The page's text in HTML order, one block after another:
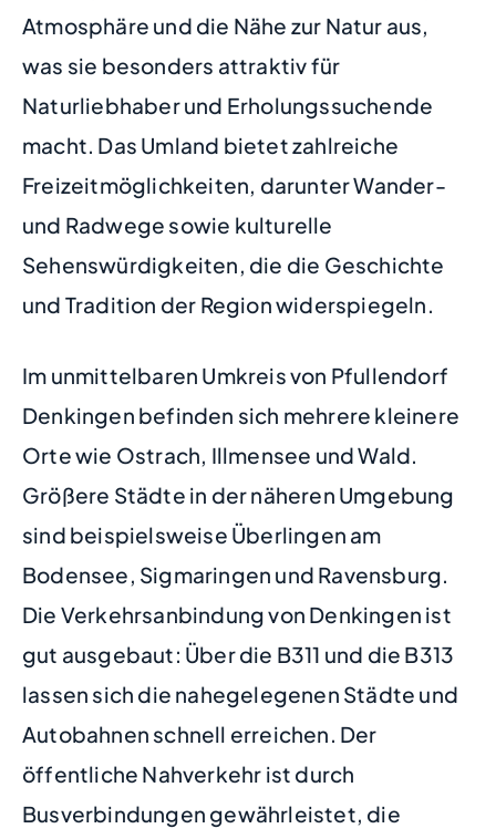
Atmosphäre und die Nähe zur Natur aus,
was sie besonders attraktiv für
Naturliebhaber und Erholungssuchende
macht. Das Umland bietet zahlreiche
Freizeitmöglichkeiten, darunter Wander-
und Radwege sowie kulturelle
Sehenswürdigkeiten, die die Geschichte
und Tradition der Region widerspiegeln.
Im unmittelbaren Umkreis von Pfullendorf
Denkingen befinden sich mehrere kleinere
Orte wie Ostrach, Illmensee und Wald.
Größere Städte in der näheren Umgebung
sind beispielsweise Überlingen am
Bodensee, Sigmaringen und Ravensburg.
Die Verkehrsanbindung von Denkingen ist
gut ausgebaut: Über die B311 und die B313
lassen sich die nahegelegenen Städte und
Autobahnen schnell erreichen. Der
öffentliche Nahverkehr ist durch
Busverbindungen gewährleistet, die